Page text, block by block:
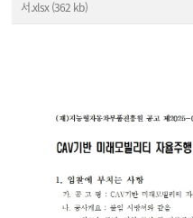
서.xlsx (362 kb)